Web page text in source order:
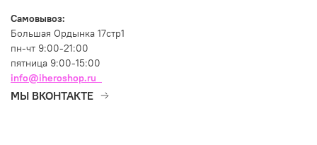
Самовывоз:
Большая Ордынка 17стр1
пн-чт 9:00-21:00
пятница 9:00-15:00
info@iheroshop.ru
МЫ ВКОНТАКТЕ